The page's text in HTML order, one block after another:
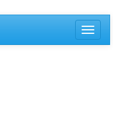
Toggle